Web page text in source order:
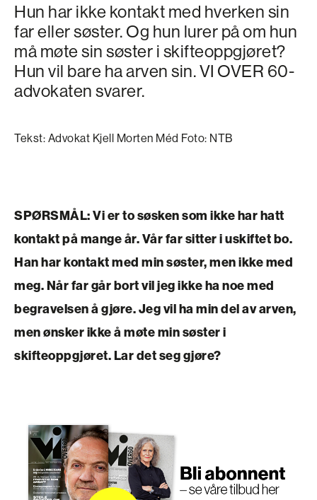
Hun har ikke kontakt med hverken sin
far eller søster. Og hun lurer på om hun
må møte sin søster i skifteoppgjøret?
Hun vil bare ha arven sin. VI OVER 60-
advokaten svarer.
Tekst: Advokat Kjell Morten Méd Foto: NTB
SPØRSMÅL:Vi er to søsken som ikke har hatt
kontakt på mange år. Vår far sitter i uskiftet bo.
Han har kontakt med min søster, men ikke med
meg. Når far går bort vil jeg ikke ha noe med
begravelsen å gjøre. Jeg vil ha min del av arven,
men ønsker ikke å møte min søster i
skifteoppgjøret. Lar det seg gjøre?